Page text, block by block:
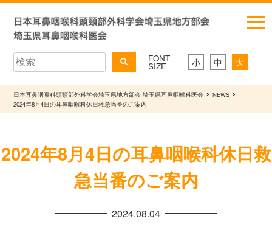
FONT
SIZE 小 中 大
日本耳鼻咽喉科頭頸部外科学会埼玉県地方部会 埼玉県耳鼻咽喉科医会
NEWS
2024年8月4日の耳鼻咽喉科休日救急当番のご案内
2024年8月4日の耳鼻咽喉科休日救
急当番のご案内
2024.08.04